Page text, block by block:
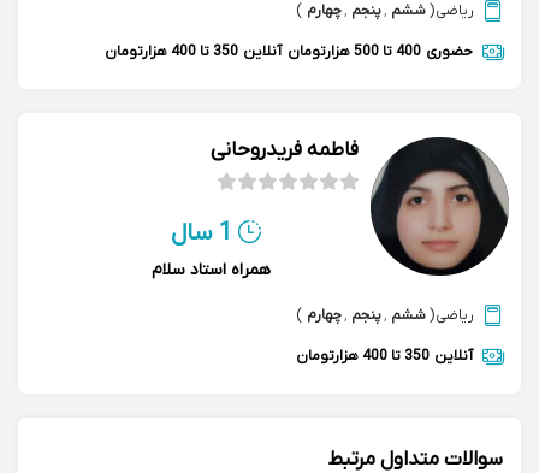
ریاضی(ششم ,پنجم ,چهارم )
حضوری 400 تا 500 هزارتومان آنلاین 350 تا 400 هزارتومان
فاطمه فریدروحانی
1 سال
همراه استاد سلام
ریاضی(ششم ,پنجم ,چهارم )
آنلاین 350 تا 400 هزارتومان
سوالات متداول مرتبط